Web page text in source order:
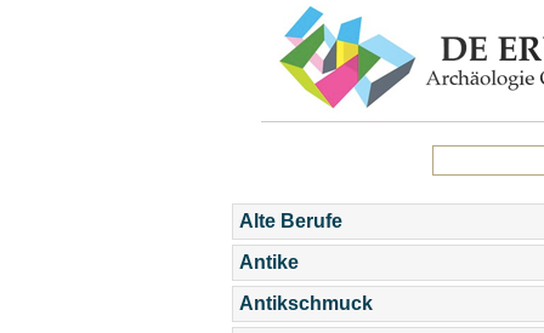
Alte Berufe
Antike
Antikschmuck